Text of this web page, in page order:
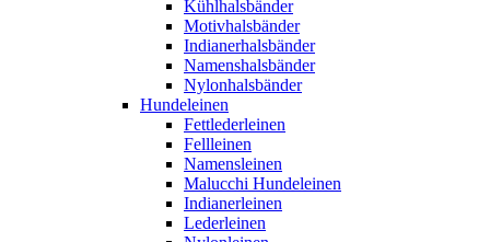
Kühlhalsbänder
Motivhalsbänder
Indianerhalsbänder
Namenshalsbänder
Nylonhalsbänder
Hundeleinen
Fettlederleinen
Fellleinen
Namensleinen
Malucchi Hundeleinen
Indianerleinen
Lederleinen